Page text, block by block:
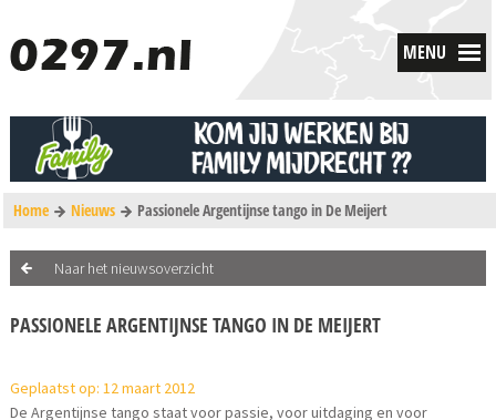
MENU
Home Nieuws Passionele Argentijnse tango in De Meijert
Naar het nieuwsoverzicht
PASSIONELE ARGENTIJNSE TANGO IN DE MEIJERT
Geplaatst op: 12 maart 2012
De Argentijnse tango staat voor passie, voor uitdaging en voor